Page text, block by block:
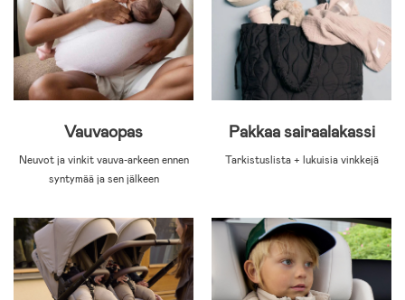
Vauvaopas
Neuvot ja vinkit vauva-arkeen ennen
syntymää ja sen jälkeen
Pakkaa sairaalakassi
Tarkistuslista + lukuisia vinkkejä